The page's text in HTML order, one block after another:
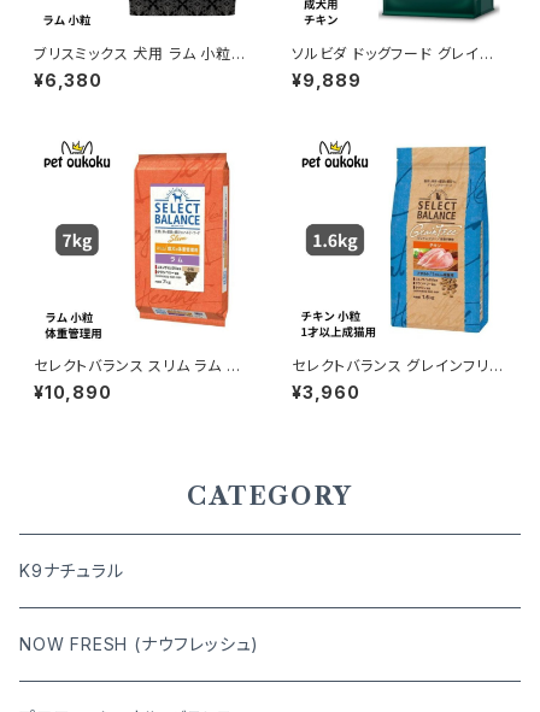
ブリスミックス 犬用 ラム 小粒 3
kg
¥6,380
ソルビダ ドッグフード グレイン
フリー チキン 室内飼育成犬用
3.6kg 4562312014466
¥9,889
セレクトバランス スリム ラム 小
粒 成犬の体重管理用 7kg
¥10,890
セレクトバランス グレインフリー
猫 アダルト チキン 1.6kg キャッ
トフード
¥3,960
CATEGORY
K9ナチュラル
NOW FRESH (ナウフレッシュ)